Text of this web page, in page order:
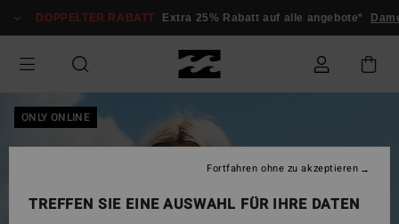
zur
springen
DOPPELTER RABATT Extra 25% Rabatt auf alle angebote*
ONLY ONLINE
TREFFEN SIE EINE AUSWAHL FÜR IHRE DATEN
Fortfahren ohne zu akzeptieren